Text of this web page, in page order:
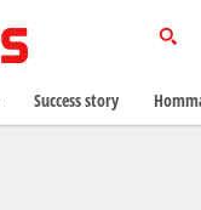
Success story